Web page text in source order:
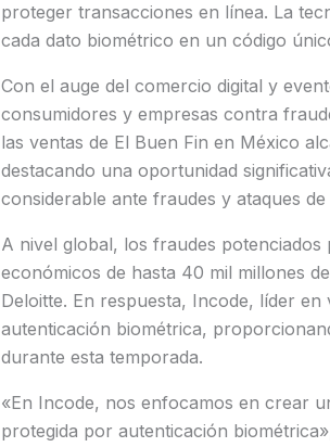
proteger transacciones en línea. La
cada dato biométrico en un código
Con el auge del comercio digital y
consumidores y empresas contra
las ventas de El Buen Fin en México
destacando una oportunidad
considerable ante fraudes y ataques
A nivel global, los fraudes
económicos de hasta 40 mil millones
Deloitte. En respuesta, Incode, líder
autenticación biométrica,
durante esta temporada.
«En Incode, nos enfocamos en crear
protegida por autenticación